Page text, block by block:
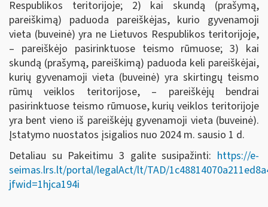
Respublikos teritorijoje; 2) kai skundą (prašymą,
pareiškimą) paduoda pareiškėjas, kurio gyvenamoji
vieta (buveinė) yra ne Lietuvos Respublikos teritorijoje,
– pareiškėjo pasirinktuose teismo rūmuose; 3) kai
skundą (prašymą, pareiškimą) paduoda keli pareiškėjai,
kurių gyvenamoji vieta (buveinė) yra skirtingų teismo
rūmų veiklos teritorijose, – pareiškėjų bendrai
pasirinktuose teismo rūmuose, kurių veiklos teritorijoje
yra bent vieno iš pareiškėjų gyvenamoji vieta (buveinė).
Įstatymo nuostatos įsigalios nuo 2024 m. sausio 1 d.
Detaliau su Pakeitimu 3 galite susipažinti: https://e-
seimas.lrs.lt/portal/legalAct/lt/TAD/
jfwid=1hjca194i